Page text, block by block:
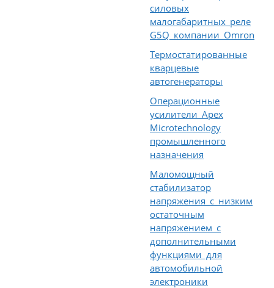
силовых
малогабаритных реле
G5Q компании Omron
Термостатированные
кварцевые
автогенераторы
Операционные
усилители Apex
Microtechnology
промышленного
назначения
Маломощный
стабилизатор
напряжения с низким
остаточным
напряжением с
дополнительными
функциями для
автомобильной
электроники